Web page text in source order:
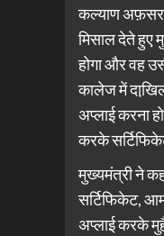
कल्याण अफ़सर,
मिसाल देते हुए
होगा और वह
कालेज में
अप्लाई करना
करके
मुख्यमंत्री ने
सर्टिफिकेट,
अप्लाई करके